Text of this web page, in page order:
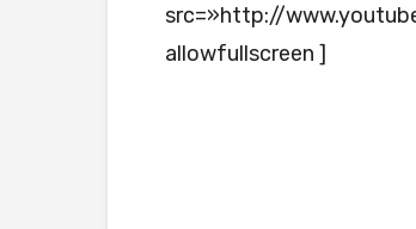
src=»http://
allowfullscreen ]